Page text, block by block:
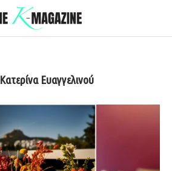
Κατερίνα Ευαγγελινού